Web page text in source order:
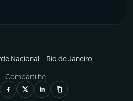
Nacional - Rio de Janeiro
Compartilhe